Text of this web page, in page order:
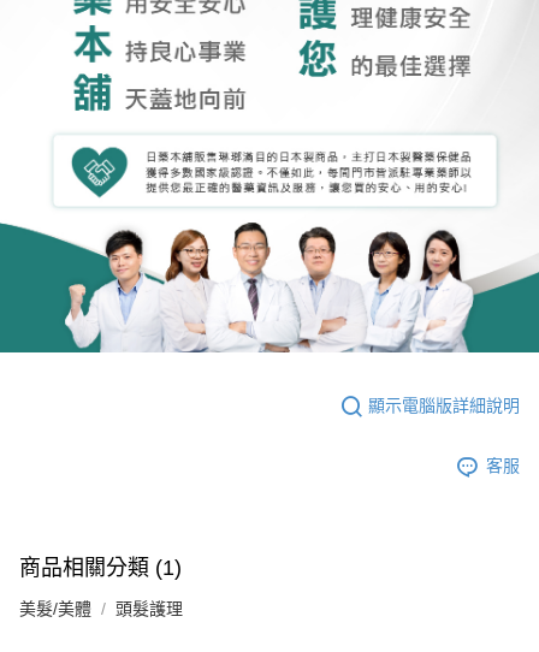
顯示電腦版詳細說明
客服
商品相關分類 (1)
美髮/美體 頭髮護理